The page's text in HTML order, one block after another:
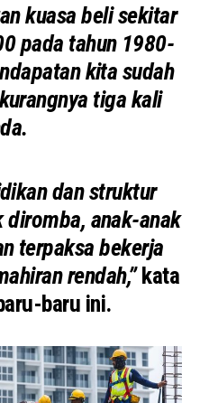
kuasa beli sekitar
pada tahun 1980-
kita sudah
tiga kali
dan struktur
anak-anak
terpaksa bekerja
rendah,”kata
baru ini.